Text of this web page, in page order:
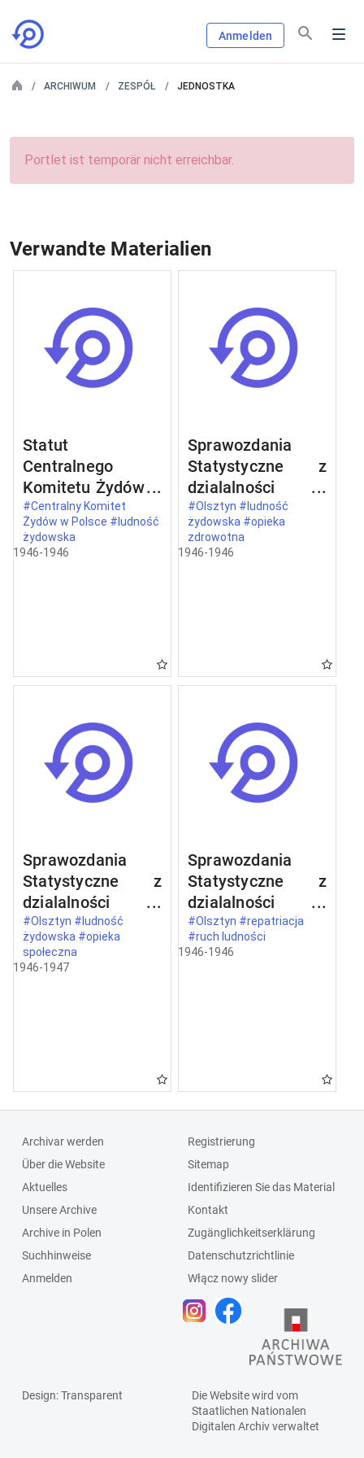
Anmelden
ARCHIWUM ZESPÓŁ JEDNOSTKA
Portlet ist temporär nicht erreichbar.
Verwandte Materialien
Statut
Centralnego
Komitetu Żydów w
Polsce
#Centralny Komitet
Żydów w Polsce #ludność
żydowska
1946-1946
Sprawozdania
Statystyczne z
dzialalności
Wojewódzkiego
Komitetu
Żydowskiego w
#Olsztyn #ludność
żydowska #opieka
zdrowotna
1946-1946
Sprawozdania
Statystyczne z
dzialalności
Wojewódzkiego
Komitetu
Żydowskiego w
#Olsztyn #ludność
żydowska #opieka
społeczna
1946-1947
Sprawozdania
Statystyczne z
dzialalności
Wojewódzkiego
Komitetu
#Olsztyn #repatriacja
#ruch ludności
1946-1946
Archivar werden
Über die Website
Aktuelles
Unsere Archive
Archive in Polen
Suchhinweise
Anmelden
Registrierung
Sitemap
Identifizieren Sie das Material
Kontakt
Zugänglichkeitserklärung
Datenschutzrichtlinie
Włącz nowy slider
Design: Transparent
Die Website wird vom
Staatlichen Nationalen
Digitalen Archivverwaltet